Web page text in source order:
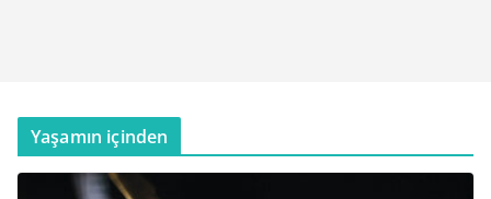
Yaşamın içinden